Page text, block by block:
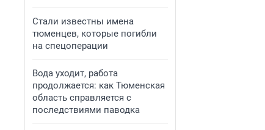
Стали известны имена
тюменцев, которые погибли
на спецоперации
Вода уходит, работа
продолжается: как Тюменская
область справляется с
последствиями паводка